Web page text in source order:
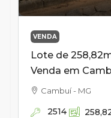
VENDA
Lote de
Venda em
Cambuí - MG
2514